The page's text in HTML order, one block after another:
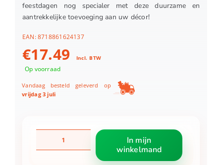
feestdagen nog specialer met deze duurzame en
aantrekkelijke toevoeging aan uw décor!
EAN:8718861624137
€17.49 Incl. BTW
Op voorraad
Vandaag besteld geleverd op
vrijdag 3 juli
decoratie
onbreekbaar
In mijn
winkelmand